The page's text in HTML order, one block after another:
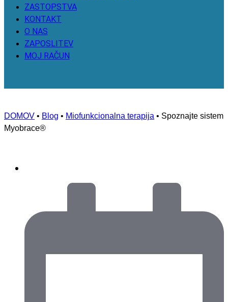
ZASTOPSTVA
KONTAKT
O NAS
ZAPOSLITEV
MOJ RAČUN
DOMOV • Blog • Miofunkcionalna terapija • Spoznajte sistem
Myobrace®